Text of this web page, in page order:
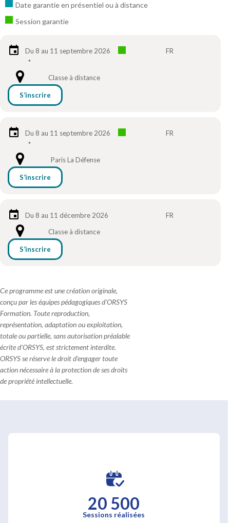
Date garantie en présentiel ou à distance
Session garantie
Du 8 au 11 septembre 2026
*
FR
Classe à distance
S’inscrire
Du 8 au 11 septembre 2026
*
FR
Paris La Défense
S’inscrire
Du 8 au 11 décembre 2026
FR
Classe à distance
S’inscrire
Ce programme est une création originale,
conçu par les équipes pédagogiques d'ORSYS
Formation. Toute reproduction,
représentation, adaptation ou exploitation,
totale ou partielle, sans autorisation préalable
écrite d'ORSYS, est strictement interdite.
ORSYS se réserve le droit d'engager toute
action nécessaire à la protection de ses droits
de propriété intellectuelle.
20 500
Sessions réalisées